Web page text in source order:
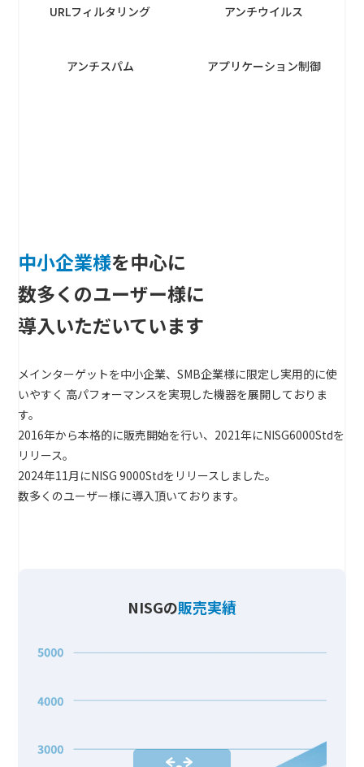
URLフィルタリング アンチウイルス
アンチスパム アプリケーション制御
中小企業様を中心に
数多くのユーザー様に
導入いただいています
メインターゲットを中小企業、SMB企業様に限定し実用的に使
いやすく 高パフォーマンスを実現した機器を展開しておりま
す。
2016年から本格的に販売開始を行い、2021年にNISG6000Stdを
リリース。
2024年11月にNISG 9000Stdをリリースしました。
数多くのユーザー様に導入頂いております。
NISGの販売実績